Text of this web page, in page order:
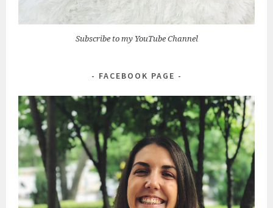
Subscribe to my YouTube Channel
FACEBOOK PAGE